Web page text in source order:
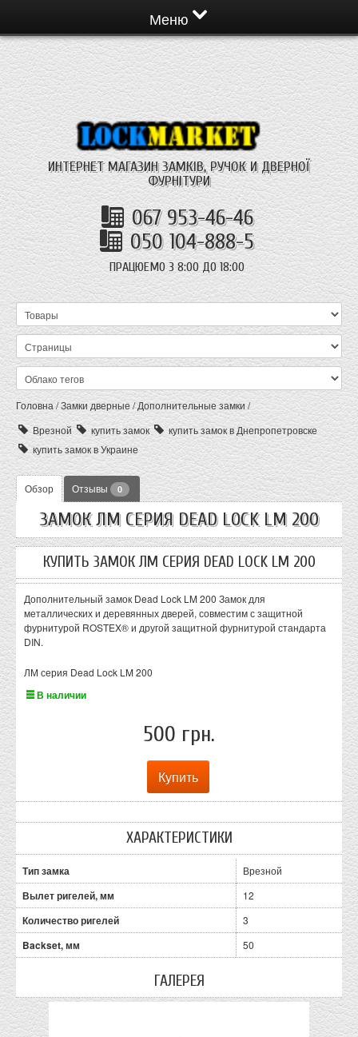
Меню
ИНТЕРНЕТ МАГАЗИН ЗАМКІВ, РУЧОК И ДВЕРНОЇ
ФУРНІТУРИ
067 953-46-46
050 104-888-5
ПРАЦЮЕМО З 8:00 ДО 18:00
Головна/Замки дверные/Дополнительные замки/
Врезной
купить замок
купить замок в Днепропетровске
купить замок в Украине
Обзор Отзывы 0
ЗАМОК ЛМ СЕРИЯ DEAD LOCK LM 200
КУПИТЬ ЗАМОК ЛМ СЕРИЯ DEAD LOCK LM 200
Дополнительный замок Dead Lock LM 200 Замок для
металлических и деревянных дверей, совместим с защитной
фурнитурой ROSTEX® и другой защитной фурнитурой стандарта
DIN.
ЛМ серия Dead Lock LM 200
В наличии
500 грн.
ХАРАКТЕРИСТИКИ
Тип замка Врезной
Вылет ригелей, мм 12
Количество ригелей 3
Backset, мм 50
ГАЛЕРЕЯ